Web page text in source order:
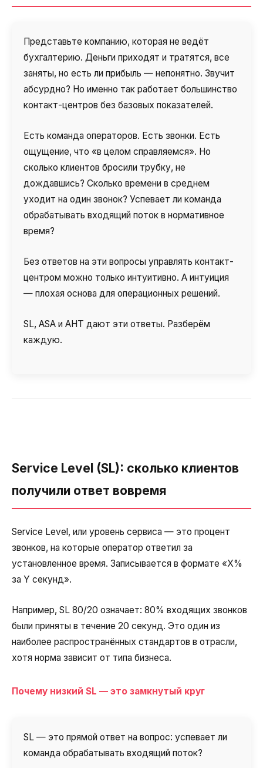
Представьте компанию, которая не ведёт
бухгалтерию. Деньги приходят и тратятся, все
заняты, но есть ли прибыль — непонятно. Звучит
абсурдно? Но именно так работает большинство
контакт-центров без базовых показателей.
Есть команда операторов. Есть звонки. Есть
ощущение, что «в целом справляемся». Но
сколько клиентов бросили трубку, не
дождавшись? Сколько времени в среднем
уходит на один звонок? Успевает ли команда
обрабатывать входящий поток в нормативное
время?
Без ответов на эти вопросы управлять контакт-
центром можно только интуитивно. А интуиция
— плохая основа для операционных решений.
SL, ASA и AHT дают эти ответы. Разберём
каждую.
Service Level (SL): сколько клиентов
получили ответ вовремя
Service Level, или уровень сервиса — это процент
звонков, на которые оператор ответил за
установленное время. Записывается в формате «X%
за Y секунд».
Например, SL 80/20 означает: 80% входящих звонков
были приняты в течение 20 секунд. Это один из
наиболее распространённых стандартов в отрасли,
хотя норма зависит от типа бизнеса.
Почему низкий SL — это замкнутый круг
SL — это прямой ответ на вопрос: успевает ли
команда обрабатывать входящий поток?